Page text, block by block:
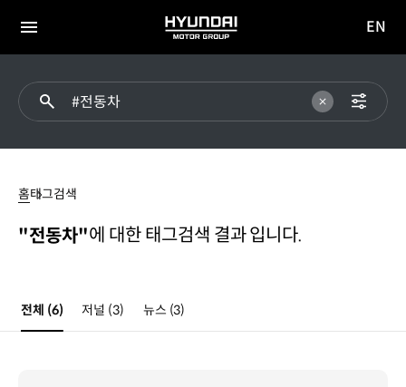
전체
HYUNDAI
MOTOR
이동
EN
홈태그검색
"전동차"에 대한 태그검색 결과 입니다.
전체 (6) 저널 (3) 뉴스 (3)